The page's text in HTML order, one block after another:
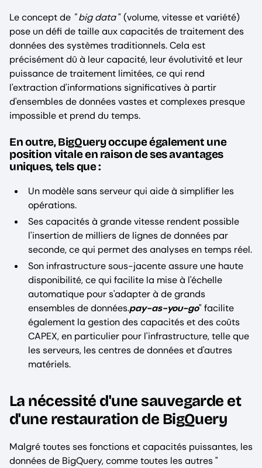
Le concept de " big data" (volume, vitesse et variété)
pose un défi de taille aux capacités de traitement des
données des systèmes traditionnels. Cela est
précisément dû à leur capacité, leur évolutivité et leur
puissance de traitement limitées, ce qui rend
l'extraction d'informations significatives à partir
d'ensembles de données vastes et complexes presque
impossible et prend du temps.
En outre, BigQuery occupe également une
position vitale en raison de ses avantages
uniques, tels que :
Un modèle sans serveur qui aide à simplifier les
opérations.
Ses capacités à grande vitesse rendent possible
l'insertion de milliers de lignes de données par
seconde, ce qui permet des analyses en temps réel.
Son infrastructure sous-jacente assure une haute
disponibilité, ce qui facilite la mise à l'échelle
automatique pour s'adapter à de grands
ensembles de données.pay-as-you-go" facilite
également la gestion des capacités et des coûts
CAPEX, en particulier pour l'infrastructure, telle que
les serveurs, les centres de données et d'autres
matériels.
La nécessité d'une sauvegarde et
d'une restauration de BigQuery
Malgré toutes ses fonctions et capacités puissantes, les
données de BigQuery, comme toutes les autres "